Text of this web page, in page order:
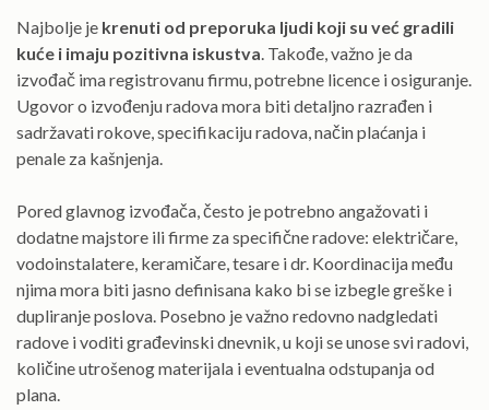
Najbolje je krenuti od preporuka ljudi koji su već gradili
kuće i imaju pozitivna iskustva . Takođe, važno je da
izvođač ima registrovanu firmu, potrebne licence i osiguranje.
Ugovor o izvođenju radova mora biti detaljno razrađen i
sadržavati rokove, specifikaciju radova, način plaćanja i
penale za kašnjenja.
Pored glavnog izvođača, često je potrebno angažovati i
dodatne majstore ili firme za specifične radove: električare,
vodoinstalatere, keramičare, tesare i dr. Koordinacija među
njima mora biti jasno definisana kako bi se izbegle greške i
dupliranje poslova. Posebno je važno redovno nadgledati
radove i voditi građevinski dnevnik, u koji se unose svi radovi,
količine utrošenog materijala i eventualna odstupanja od
plana.